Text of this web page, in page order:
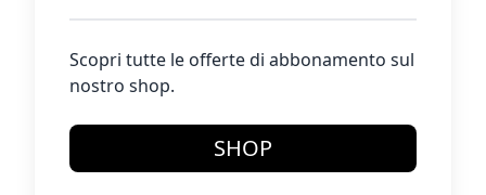
Scopri tutte le offerte di abbonamento sul
nostro shop.
SHOP